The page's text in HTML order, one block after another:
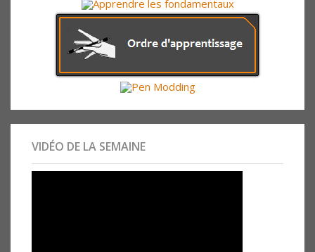
VIDÉO DE LA SEMAINE